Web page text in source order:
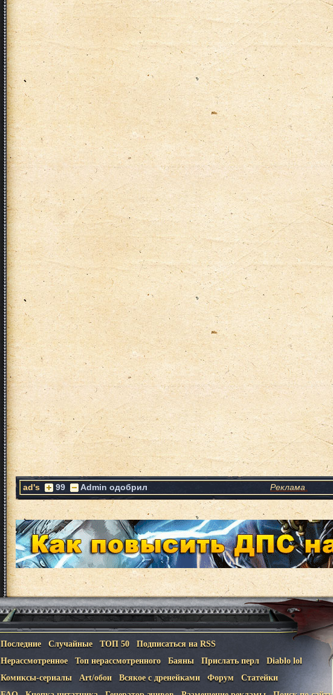
ad's 99 Admin одобрил Реклама
Последние Случайные ТОП 50
Подписаться на RSS
Нерассмотренное Топ нерассмотренного Баяны Прислать перл
Diablo lol
Комиксы-сериалы Art/обои Всякое с дренейками Форум
Статейки